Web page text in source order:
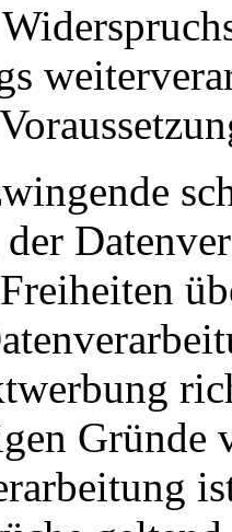
Gründe